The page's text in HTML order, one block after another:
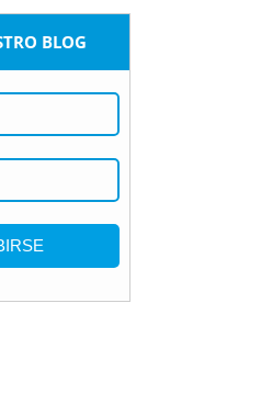
BLOG